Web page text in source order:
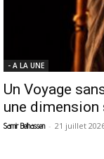
- A LA UNE
Un Voyage
une dimension
Samir Belhassen - 21 juillet